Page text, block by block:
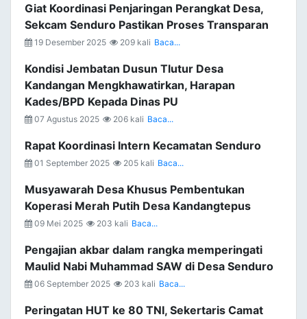
Giat Koordinasi Penjaringan Perangkat Desa,
Sekcam Senduro Pastikan Proses Transparan
19 Desember 2025 209 kali Baca...
Kondisi Jembatan Dusun Tlutur Desa
Kandangan Mengkhawatirkan, Harapan
Kades/BPD Kepada Dinas PU
07 Agustus 2025 206 kali Baca...
Rapat Koordinasi Intern Kecamatan Senduro
01 September 2025 205 kali Baca...
Musyawarah Desa Khusus Pembentukan
Koperasi Merah Putih Desa Kandangtepus
09 Mei 2025 203 kali Baca...
Pengajian akbar dalam rangka memperingati
Maulid Nabi Muhammad SAW di Desa Senduro
06 September 2025 203 kali Baca...
Peringatan HUT ke 80 TNI, Sekertaris Camat